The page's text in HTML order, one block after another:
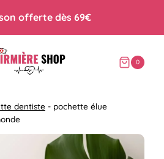
offerte dès 69€
0
dentiste - pochette élue